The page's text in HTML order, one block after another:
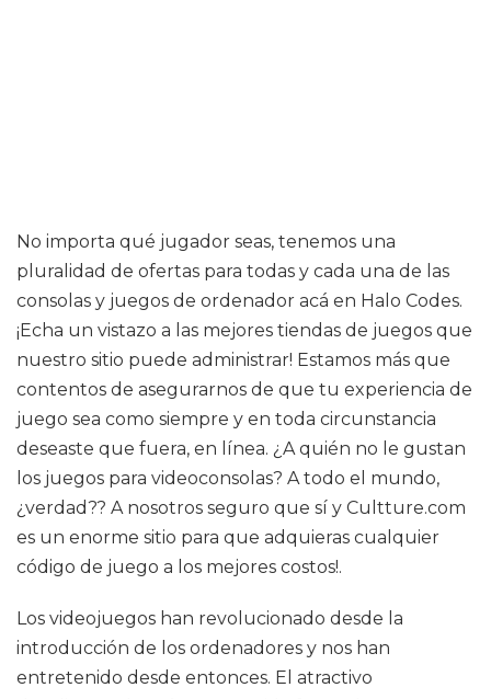
No importa qué jugador seas, tenemos una
pluralidad de ofertas para todas y cada una de las
consolas y juegos de ordenador acá en Halo Codes.
¡Echa un vistazo a las mejores tiendas de juegos que
nuestro sitio puede administrar! Estamos más que
contentos de asegurarnos de que tu experiencia de
juego sea como siempre y en toda circunstancia
deseaste que fuera, en línea. ¿A quién no le gustan
los juegos para videoconsolas? A todo el mundo,
¿verdad?? A nosotros seguro que sí y Cultture.com
es un enorme sitio para que adquieras cualquier
código de juego a los mejores costos!.
Los videojuegos han revolucionado desde la
introducción de los ordenadores y nos han
entretenido desde entonces. El atractivo